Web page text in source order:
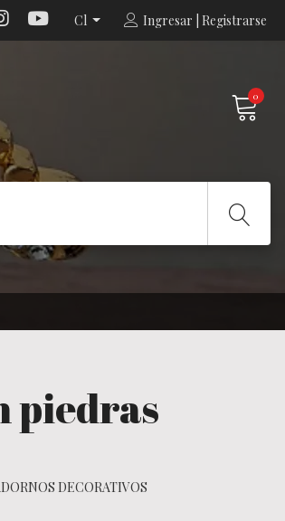
Cl Ingresar | Registrarse
0
piedras
DECORATIVOS